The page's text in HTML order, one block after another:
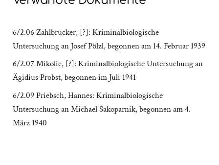
6/2.06 Zahlbrucker, [?]: Kriminalbiologische
Untersuchung an Josef Pölzl, begonnen am 14. Februar 1939
6/2.07 Mikolic, [?]: Kriminalbiologische Untersuchung an
Ägidius Probst, begonnen im Juli 1941
6/2.09 Priebsch, Hannes: Kriminalbiologische
Untersuchung an Michael Sakoparnik, begonnen am 4.
März 1940